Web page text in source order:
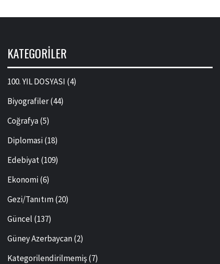
KATEGORILER
100. YIL DOSYASI (4)
Biyografiler(44)
Coğrafya(5)
Diplomasi(18)
Edebiyat(109)
Ekonomi(6)
Gezi/Tanıtım(20)
Güncel (137)
Güney Azerbaycan(2)
Kategorilendirilmemiş(7)